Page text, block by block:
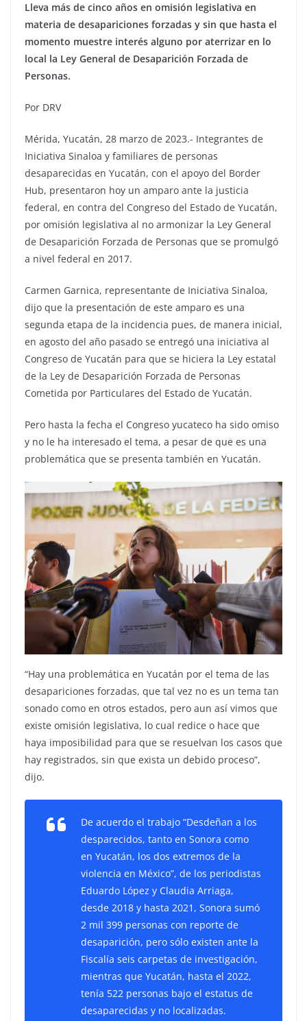
Lleva más de cinco años en omisión legislativa en
materia de desapariciones forzadas y sin que hasta el
momento muestre interés alguno por aterrizar en lo
local la Ley General de Desaparición Forzada de
Personas.
Por DRV
Mérida, Yucatán, 28 marzo de 2023.- Integrantes de
Iniciativa Sinaloa y familiares de personas
desaparecidas en Yucatán, con el apoyo del Border
Hub, presentaron hoy un amparo ante la justicia
federal, en contra del Congreso del Estado de Yucatán,
por omisión legislativa al no armonizar la Ley General
de Desaparición Forzada de Personas que se promulgó
a nivel federal en 2017.
Carmen Garnica, representante de Iniciativa Sinaloa,
dijo que la presentación de este amparo es una
segunda etapa de la incidencia pues, de manera inicial,
en agosto del año pasado se entregó una iniciativa al
Congreso de Yucatán para que se hiciera la Ley estatal
de la Ley de Desaparición Forzada de Personas
Cometida por Particulares del Estado de Yucatán.
Pero hasta la fecha el Congreso yucateco ha sido omiso
y no le ha interesado el tema, a pesar de que es una
problemática que se presenta también en Yucatán.
“Hay una problemática en Yucatán por el tema de las
desapariciones forzadas, que tal vez no es un tema tan
sonado como en otros estados, pero aun así vimos que
existe omisión legislativa, lo cual redice o hace que
haya imposibilidad para que se resuelvan los casos que
hay registrados, sin que exista un debido proceso”,
dijo.
De acuerdo el trabajo “Desdeñan a los
desparecidos, tanto en Sonora como
en Yucatán, los dos extremos de la
violencia en México”, de los periodistas
Eduardo López y Claudia Arriaga,
desde 2018 y hasta 2021, Sonora sumó
2 mil 399 personas con reporte de
desaparición, pero sólo existen ante la
Fiscalía seis carpetas de investigación,
mientras que Yucatán, hasta el 2022,
tenía 522 personas bajo el estatus de
desaparecidas y no localizadas.